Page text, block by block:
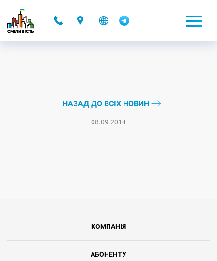
НАЗАД ДО ВСІХ НОВИН
08.09.2014
КОМПАНІЯ
АБОНЕНТУ